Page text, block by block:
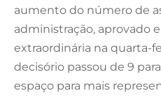
aumento do número de
administração, aprovado
extraordinária na quarta-
decisório passou de 9
espaço para mais